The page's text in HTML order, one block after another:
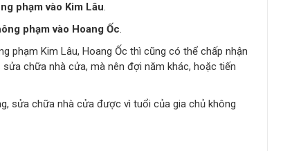
phạm vào Kim Lâu.
phạm vào Hoang Ốc.
phạm Kim Lâu, Hoang Ốc thì cũng có thể chấp nhận
chữa nhà cửa, mà nên đợi năm khác, hoặc tiến
sửa chữa nhà cửa được vì tuổi của gia chủ không